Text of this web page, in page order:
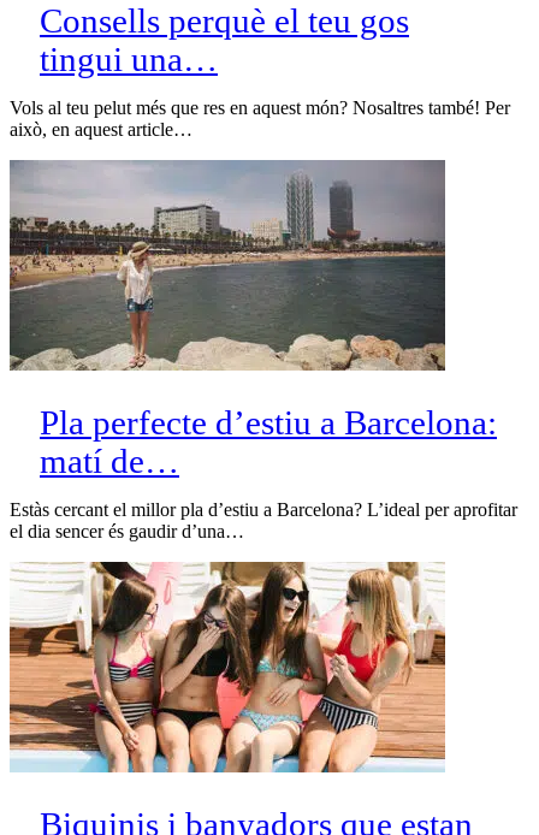
Consells perquè el teu gos
tingui una…
Vols al teu pelut més que res en aquest món? Nosaltres també! Per
això, en aquest article…
Pla perfecte d’estiu a Barcelona:
matí de…
Estàs cercant el millor pla d’estiu a Barcelona? L’ideal per aprofitar
el dia sencer és gaudir d’una…
Biquinis i banyadors que estan